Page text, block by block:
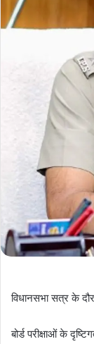
विधानसभा सत्र के
बोर्ड परीक्षाओं के